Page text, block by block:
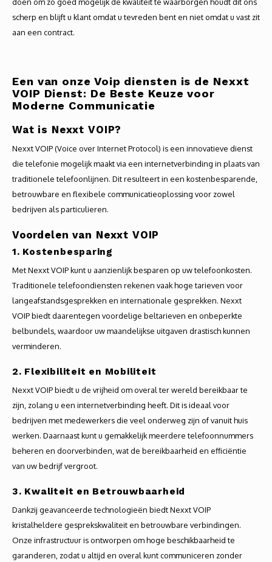
scherp en blijft u klant omdat u tevreden bent en niet omdat u vast zit
aan een contract.
Een van onze Voip diensten is de Nexxt
VOIP Dienst: De Beste Keuze voor
Moderne Communicatie
Wat is Nexxt VOIP?
Nexxt VOIP (Voice over Internet Protocol) is een innovatieve dienst
die telefonie mogelijk maakt via een internetverbinding in plaats van
traditionele telefoonlijnen. Dit resulteert in een kostenbesparende,
betrouwbare en flexibele communicatieoplossing voor zowel
bedrijven als particulieren.
Voordelen van Nexxt VOIP
1. Kostenbesparing
Met Nexxt VOIP kunt u aanzienlijk besparen op uw telefoonkosten.
Traditionele telefoondiensten rekenen vaak hoge tarieven voor
langeafstandsgesprekken en internationale gesprekken. Nexxt
VOIP biedt daarentegen voordelige beltarieven en onbeperkte
belbundels, waardoor uw maandelijkse uitgaven drastisch kunnen
verminderen.
2. Flexibiliteit en Mobiliteit
Nexxt VOIP biedt u de vrijheid om overal ter wereld bereikbaar te
zijn, zolang u een internetverbinding heeft. Dit is ideaal voor
bedrijven met medewerkers die veel onderweg zijn of vanuit huis
werken. Daarnaast kunt u gemakkelijk meerdere telefoonnummers
beheren en doorverbinden, wat de bereikbaarheid en efficiëntie
van uw bedrijf vergroot.
3. Kwaliteit en Betrouwbaarheid
Dankzij geavanceerde technologieën biedt Nexxt VOIP
kristalheldere gesprekskwaliteit en betrouwbare verbindingen.
Onze infrastructuur is ontworpen om hoge beschikbaarheid te
garanderen, zodat u altijd en overal kunt communiceren zonder